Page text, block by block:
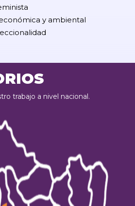
y ambiental
trabajo a nivel nacional.